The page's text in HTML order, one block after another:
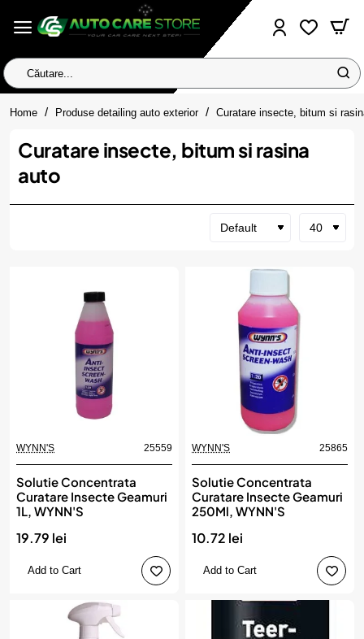
Căutare...
Home homeProduse detailing auto exterior Curatare insecte, bitum si
Curatare insecte, bitum si rasina
auto
WYNN'S 25559
Solutie Concentrata
Curatare Insecte Geamuri
1L, WYNN'S
19.79 lei
Add to Cart
WYNN'S 25865
Solutie Concentrata
Curatare Insecte Geamuri
250Ml, WYNN'S
10.72 lei
Add to Cart